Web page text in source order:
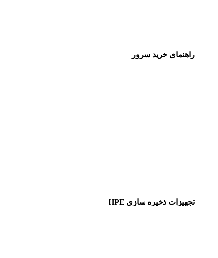
راهنمای خرید سرور
تجهیزات ذخیره سازی HPE